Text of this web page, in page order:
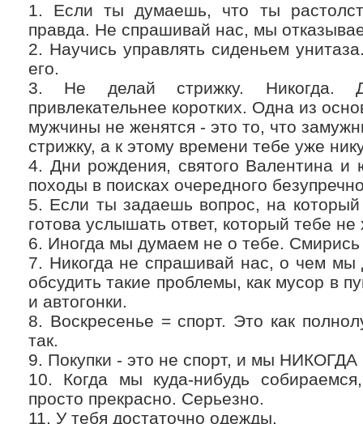
1. Если ты думаешь, что ты
правда. Не спрашивай нас, мы
2. Научись управлять сиденьем
его.
3. Не делай стрижку. Никогда.
привлекательнее коротких. Одна из
мужчины не женятся - это то, что
стрижку, а к этому времени тебе уже
4. Дни рождения, святого Валентина и
походы в поисках очередного
5. Если ты задаешь вопрос, на
готова услышать ответ, который тебе
6. Иногда мы думаем не о тебе. Смирись
7. Никогда не спрашивай нас, о чем мы
обсудить такие проблемы, как мусор в
и автогонки.
8. Воскресенье = спорт. Это как
так.
9. Покупки - это не спорт, и мы
10. Когда мы куда-нибудь
просто прекрасно. Серьезно.
11. У тебя достаточно одежды.